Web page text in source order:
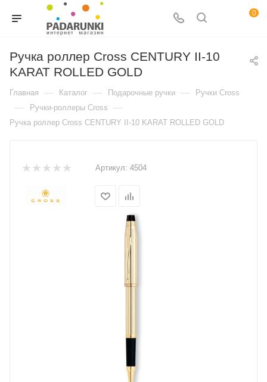
0
Ручка роллер Cross CENTURY II-10
KARAT ROLLED GOLD
Главная — Каталог — Подарочные ручки — Ручки Cross
— Ручки-роллеры Cross —
Ручка роллер Cross CENTURY II-10 KARAT ROLLED GOLD
Артикул: 4504